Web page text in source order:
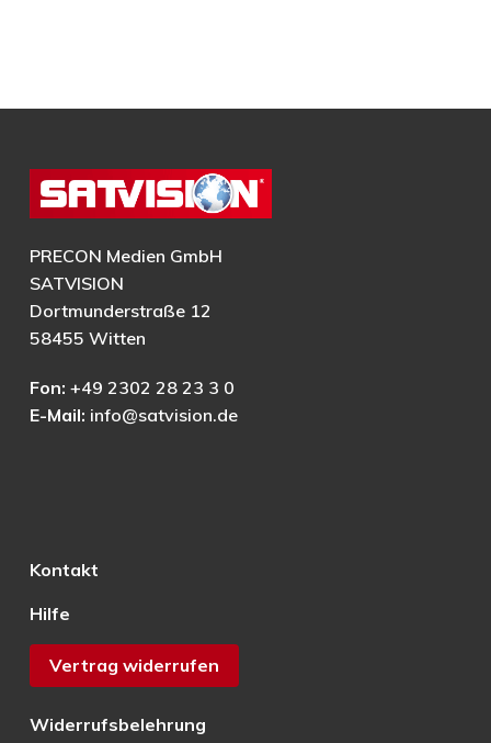
PRECON Medien GmbH
SATVISION
Dortmunderstraße 12
58455 Witten
Fon: +49 2302 28 23 3 0
E-Mail: info@satvision.de
Kontakt
Hilfe
Vertrag widerrufen
Widerrufsbelehrung